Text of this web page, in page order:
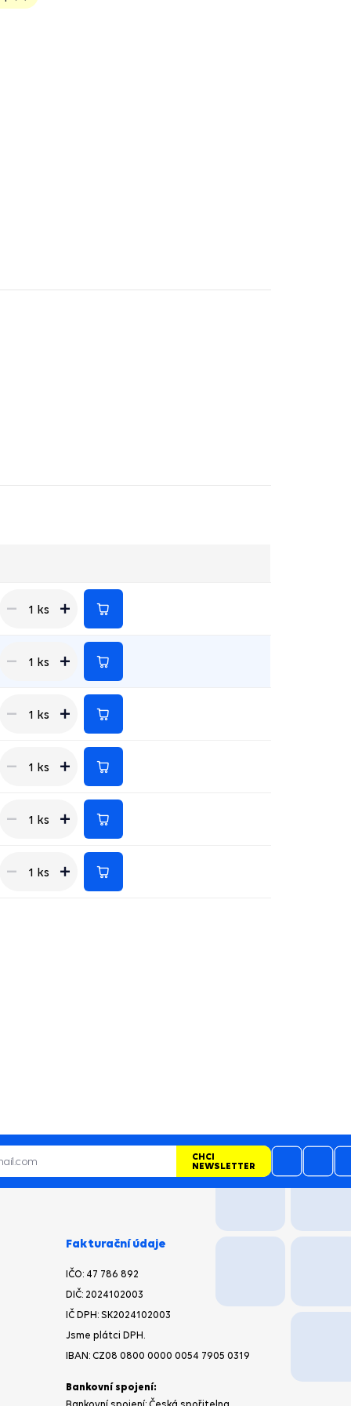
1 ks
1 ks
1 ks
1 ks
1 ks
1 ks
CHCI
NEWSLETTER
Fakturační údaje
IČO: 47 786 892
DIČ: 2024102003
IČ DPH: SK2024102003
Jsme plátci DPH.
IBAN: CZ08 0800 0000 0054 7905 0319
Bankovní spojení: